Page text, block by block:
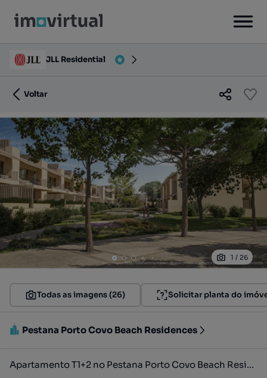
JLL Residential
Voltar
1 / 26
Todas as imagens (26) Solicitar planta do
Pestana Porto Covo Beach Residences
Apartamento T1+2 no Pestana Porto Covo Beach Residences